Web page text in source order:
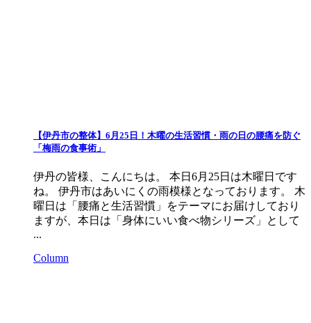
【伊丹市の整体】6月25日！木曜の生活習慣・雨の日の腰痛を防ぐ
「梅雨の食事術」
伊丹の皆様、こんにちは。 本日6月25日は木曜日です
ね。 伊丹市はあいにくの雨模様となっております。 木
曜日は「腰痛と生活習慣」をテーマにお届けしており
ますが、本日は「身体にいい食べ物シリーズ」として
...
Column